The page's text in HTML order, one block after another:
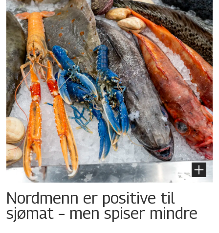
Nordmenn er positive til
sjømat – men spiser mindre